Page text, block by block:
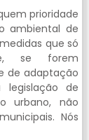
prioridade
ambiental de
que só
se forem
de adaptação
de
urbano, não
Nós